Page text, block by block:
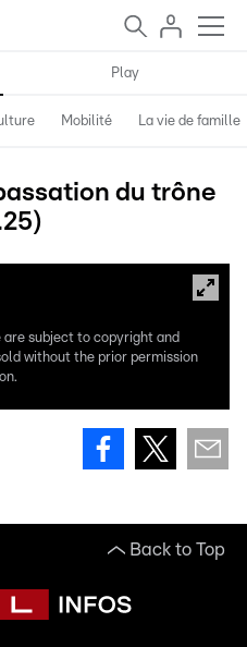
Play
Mobilité La vie de famille
du trône
are subject to copyright and
without the prior permission
Back to Top